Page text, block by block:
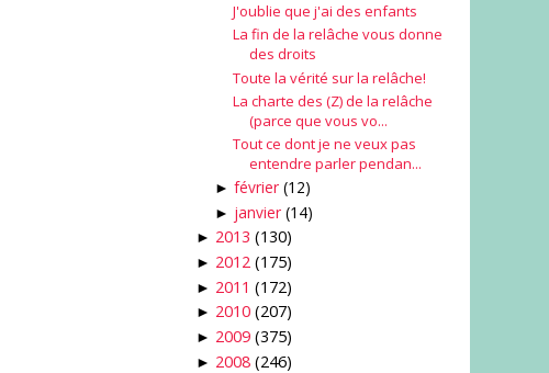
J'oublie que j'ai des enfants
La fin de la relâche vous donne
des droits
Toute la vérité sur la relâche!
La charte des (Z) de la relâche
(parce que vous vo...
Tout ce dont je ne veux pas
entendre parler pendan...
► février (12)
► janvier (14)
► 2013 (130)
► 2012 (175)
► 2011 (172)
► 2010 (207)
► 2009 (375)
► 2008 (246)